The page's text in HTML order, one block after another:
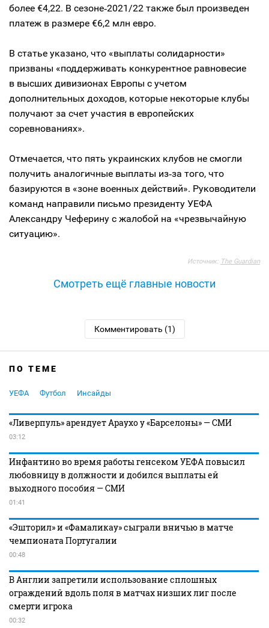
более €4,22. В сезоне‑2021/22 также был произведен
платеж в размере €6,2 млн евро.
В статье указано, что «выплаты солидарности»
призваны «поддерживать конкурентное равновесие
в высших дивизионах Европы с учетом
дополнительных доходов, которые некоторые клубы
получают за счет участия в европейских
соревнованиях».
Отмечается, что пять украинских клубов не смогли
получить аналогичные выплаты из‑за того, что
базируются в «зоне военных действий». Руководители
команд направили письмо президенту УЕФА
Александру Чеферину с жалобой на «чрезвычайную
ситуацию».
Источник: The Guardian
Смотреть ещё главные новости
Комментировать (1)
ПО ТЕМЕ
УЕФА Футбол Инсайды
«Ливерпуль» арендует Араухо у «Барселоны» — СМИ
03:12
Инфантино во время работы генсеком УЕФА повысил
любовницу в должности и добился выплаты ей
выходного пособия — СМИ
01:41
«Эшторил» и «Фамаликау» сыграли вничью в матче
чемпионата Португалии
00:48
В Англии запретили использование сплошных
ограждений вдоль поля в матчах низших лиг после
смерти игрока
00:32